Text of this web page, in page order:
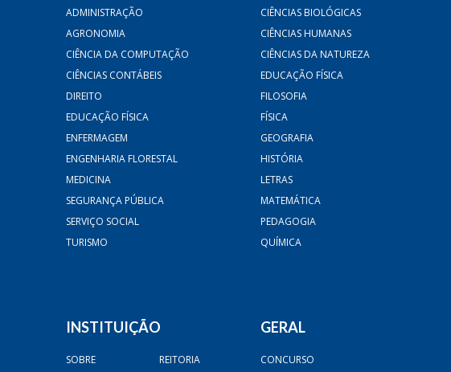
ADMINISTRAÇÃO
AGRONOMIA
CIÊNCIA DA COMPUTAÇÃO
CIÊNCIAS CONTÁBEIS
DIREITO
EDUCAÇÃO FÍSICA
ENFERMAGEM
ENGENHARIA FLORESTAL
MEDICINA
SEGURANÇA PÚBLICA
SERVIÇO SOCIAL
TURISMO
CIÊNCIAS BIOLÓGICAS
CIÊNCIAS HUMANAS
CIÊNCIAS DA NATUREZA
EDUCAÇÃO FÍSICA
FILOSOFIA
FÍSICA
GEOGRAFIA
HISTÓRIA
LETRAS
MATEMÁTICA
PEDAGOGIA
QUÍMICA
INSTITUIÇÃO
SOBRE
REITORIA
GERAL
CONCURSO